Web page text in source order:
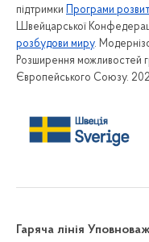
підтримки Програми
Швейцарської
розбудови миру.
Розширення можливостей
Європейського Союзу.
Гаряча лінія